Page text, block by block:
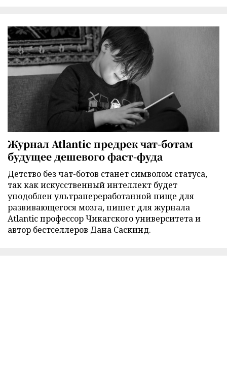
Журнал Atlantic предрек чат-ботам
будущее дешевого фаст-фуда
Детство без чат-ботов станет символом статуса,
так как искусственный интеллект будет
уподоблен ультрапереработанной пище для
развивающегося мозга, пишет для журнала
Atlantic профессор Чикагского университета и
автор бестселлеров Дана Саскинд.